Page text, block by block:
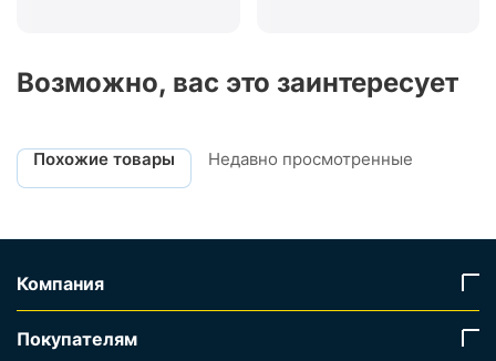
Возможно, вас это заинтересует
Похожие товары Недавно просмотренные
Компания
Покупателям